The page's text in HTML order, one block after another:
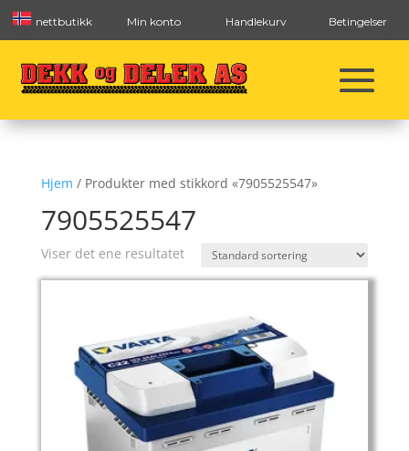
nettbutikk Min konto Handlekurv Betingelser
Hjem / Produkter med stikkord «7905525547»
7905525547
Viser det ene resultatet